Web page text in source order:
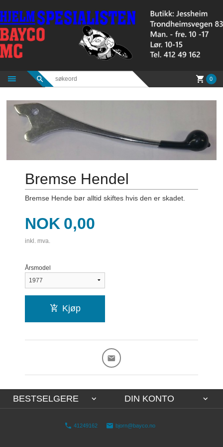
til
innholdet
0
Bremse Hendel
Bremse Hende bør alltid skiftes hvis den er skadet.
Pris
NOK 0,00
inkl. mva.
Årsmodel
Kjøp
BESTSELGERE DIN KONTO
41249162 bjorn@bayco.no